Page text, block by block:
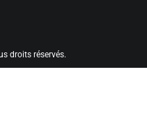
droits réservés.